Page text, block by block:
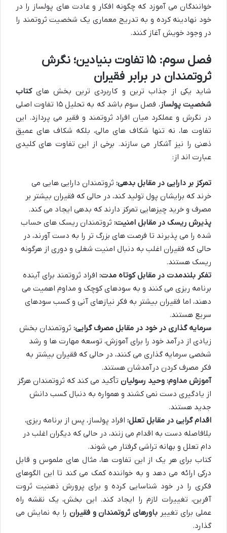
خوانندگان می آموزد که چگونه افکار و عادت های پولساز را در
خود نهادینه کرده و به تدریج معماری یک شخصیت ثروتمند را
در وجود خویش آغاز کنند.
فصل سوم: ۱۵ تفاوت بنیادین؛ نگرش
ثروتمندان در برابر فقیران
شاید یکی از جذاب ترین و کاربردی ترین بخش هایکتاب
شخصیت پولساز
، فصل سوم باشد که به تحلیل ۱۵ تفاوت اصلی
در نگرش و عملکرد میان افراد ثروتمند و فقیر می پردازد. این
تفاوت ها، نه تنها شکاف های مالی، بلکه شکاف های عمیق
ذهنی را نیز آشکار می سازند. برخی از این تفاوت های کلیدی
عبارت اند از:
تمرکز بر دارایی در مقابل بدهی: ثروتمندان دارایی هایی می
خرند که برایشان پول تولید کند، در حالی که فقیران بیشتر بر
مصرف و خرید چیزهایی تمرکز دارند که بدهی ایجاد می کند.
پذیرش ریسک در مقابل امنیت: ثروتمندان ریسک های حساب
شده را می پذیرند تا فرصت های بزرگ تر را به دست آورند، در
حالی که فقیران اغلب به دنبال امنیت شغلی و دوری از هرگونه
ریسک هستند.
تفکر بلندمدت در مقابل کوتاه مدت: افراد ثروتمند برای آینده
برنامه ریزی می کنند و به سودهای کوچک و مداوم اهمیت می
دهند، اما فقیران بیشتر به فکر نیازهای آنی و کسب سودهای
سریع هستند.
سرمایه گذاری در خود در مقابل مصرف گرایی: ثروتمندان بخش
زیادی از درآمد خود را برای آموزش، توسعه مهارت ها و رشد
شخصی سرمایه گذاری می کنند، در حالی که فقیران بیشتر به
فکر مصرف کردن درآمدشان هستند.
آموزش مداوم: وحید رسولیان تأکید می کند که ثروتمندان هرگز
از یادگیری دست نمی کشند و همواره به دنبال کسب دانش
جدید هستند.
اقدام گرایی در مقابل تعلل: افراد پولساز، پس از برنامه ریزی،
بلافاصله دست به اقدام می زنند، در حالی که دیگران اغلب در
دام تعلل و بهانه تراشی گرفتار می شوند.
کتاب برای هر یک از این تفاوت ها، مثال های ملموس و قابل
درکی ارائه می دهد و به خواننده کمک می کند تا این الگوهای
فکری را در خود شناسایی کرده و برای پرورش ذهنیت ثروت
آفرین، تغییرات لازم را ایجاد کند. این بخش، یک نقشه راه
عملی برای تغییر باورهای ثروتمندان و فقیران را به نمایش می
گذارد.